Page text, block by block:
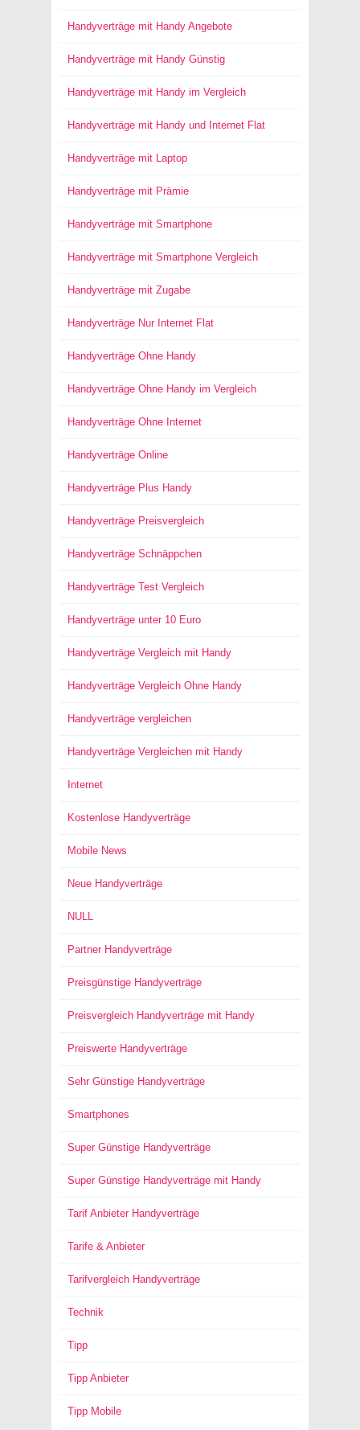
Handyverträge mit Handy Angebote
Handyverträge mit Handy Günstig
Handyverträge mit Handy im Vergleich
Handyverträge mit Handy und Internet Flat
Handyverträge mit Laptop
Handyverträge mit Prämie
Handyverträge mit Smartphone
Handyverträge mit Smartphone Vergleich
Handyverträge mit Zugabe
Handyverträge Nur Internet Flat
Handyverträge Ohne Handy
Handyverträge Ohne Handy im Vergleich
Handyverträge Ohne Internet
Handyverträge Online
Handyverträge Plus Handy
Handyverträge Preisvergleich
Handyverträge Schnäppchen
Handyverträge Test Vergleich
Handyverträge unter 10 Euro
Handyverträge Vergleich mit Handy
Handyverträge Vergleich Ohne Handy
Handyverträge vergleichen
Handyverträge Vergleichen mit Handy
Internet
Kostenlose Handyverträge
Mobile News
Neue Handyverträge
NULL
Partner Handyverträge
Preisgünstige Handyverträge
Preisvergleich Handyverträge mit Handy
Preiswerte Handyverträge
Sehr Günstige Handyverträge
Smartphones
Super Günstige Handyverträge
Super Günstige Handyverträge mit Handy
Tarif Anbieter Handyverträge
Tarife & Anbieter
Tarifvergleich Handyverträge
Technik
Tipp
Tipp Anbieter
Tipp Mobile